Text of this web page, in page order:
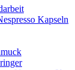
Kapseln